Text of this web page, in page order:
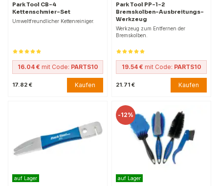
Park Tool CB-4
Kettenschmier-Set
Umweltfreundlicher Kettenreiniger.
16.04 € mit Code: PARTS10
17.82 € Kaufen
Park Tool PP-1-2
Bremskolben-Ausbreitungs-
Werkzeug
Werkzeug zum Entfernen der
Bremskolben.
19.54 € mit Code: PARTS10
21.71 € Kaufen
auf Lager
-12%
auf Lager